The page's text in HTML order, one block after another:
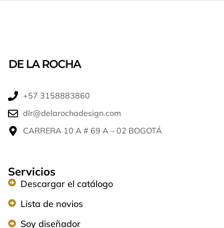
+57 3158883860​
dlr@delarochadesign.com
CARRERA 10 A # 69 A – 02 BOGOTÁ​
Servicios
Descargar el catálogo
Lista de novios
Soy diseñador